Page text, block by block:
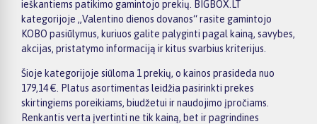
ieškantiems patikimo gamintojo prekių. BIGBOX.LT
kategorijoje „Valentino dienos dovanos“ rasite gamintojo
KOBO pasiūlymus, kuriuos galite palyginti pagal kainą, savybes,
akcijas, pristatymo informaciją ir kitus svarbius kriterijus.
Šioje kategorijoje siūloma 1 prekių, o kainos prasideda nuo
179,14 €. Platus asortimentas leidžia pasirinkti prekes
skirtingiems poreikiams, biudžetui ir naudojimo įpročiams.
Renkantis verta įvertinti ne tik kainą, bet ir pagrindines